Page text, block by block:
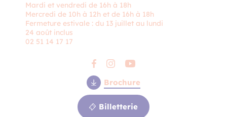
Mardi et vendredi de 16h à 18h
Mercredi de 10h à 12h et de 16h à 18h
Fermeture estivale : du 13 juillet au lundi
24 août inclus
02 51 14 17 17
Brochure
Billetterie